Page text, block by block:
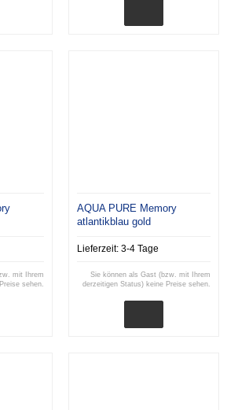
mit Ihrem
sehen.
AQUA PURE Memory
atlantikblau gold
Lieferzeit:3-4 Tage
Sie können als Gast (bzw. mit Ihrem
derzeitigen Status) keine Preise sehen.